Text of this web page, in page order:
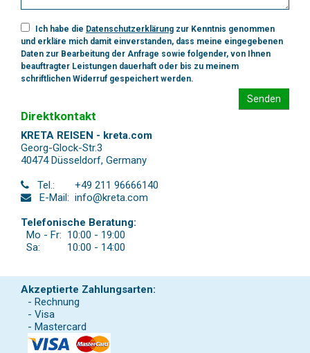
Ich habe die Datenschutzerklärung zur Kenntnis genommen
und erkläre mich damit einverstanden, dass meine eingegebenen
Daten zur Bearbeitung der Anfrage sowie folgender, von Ihnen
beauftragter Leistungen dauerhaft oder bis zu meinem
schriftlichen Widerruf gespeichert werden.
Senden
Direktkontakt
KRETA REISEN - kreta.com
Georg-Glock-Str.3
40474 Düsseldorf, Germany
Tel.:
+49 211 96666140
E-Mail: info@kreta.com
Telefonische Beratung:
Mo - Fr: 10:00 - 19:00
Sa:
10:00 - 14:00
Akzeptierte Zahlungsarten:
- Rechnung
- Visa
- Mastercard